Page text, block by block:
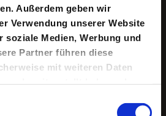
Außerdem geben wir
Verwendung unserer Website
soziale Medien, Werbung und
Partner führen diese
mit weiteren Daten
Verschwörungstheorien,
Form, persönliche
Apokalypse-Müdigkeit –
super normale Sachen. Ist es
bewahren in diesen sich
gegenseitig verstärkenden
von einer immer düsteren
Performancekünstler Wilson